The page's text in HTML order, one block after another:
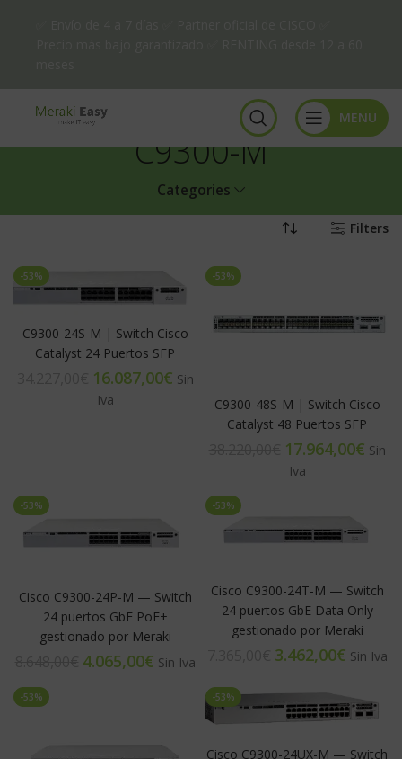
MENU
C9300-M
Categories
Filters
-53%
C9300-24S-M | Switch Cisco
Catalyst 24 Puertos SFP
16.087,00€
-53%
C9300-48S-M | Switch Cisco
Catalyst 48 Puertos SFP
17.964,00€
-53%
Cisco C9300-24P-M — Switch
24 puertos GbE PoE+
gestionado por Meraki
4.065,00€
-53%
Cisco C9300-24T-M — Switch
24 puertos GbE Data Only
gestionado por Meraki
3.462,00€
-53% -53%
Cisco C9300-24UX-M — Switch